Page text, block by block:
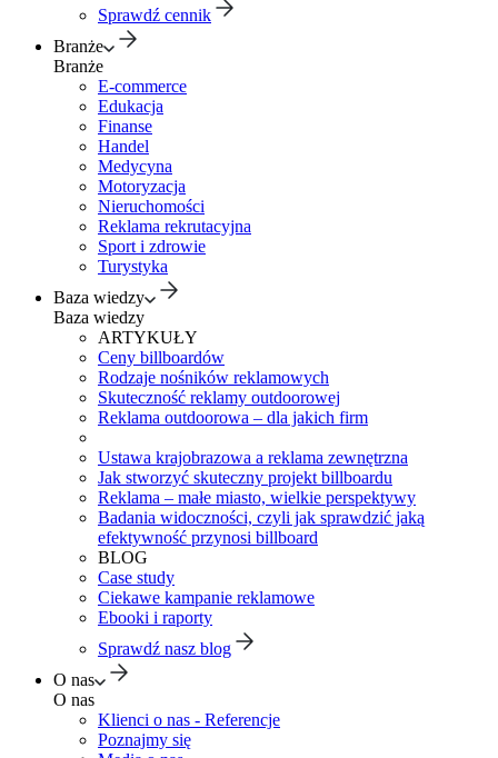
Sprawdź cennik
Branże
Branże
E-commerce
Edukacja
Finanse
Handel
Medycyna
Motoryzacja
Nieruchomości
Reklama rekrutacyjna
Sport i zdrowie
Turystyka
Baza wiedzy
Baza wiedzy
ARTYKUŁY
Ceny billboardów
Rodzaje nośników reklamowych
Skuteczność reklamy outdoorowej
Reklama outdoorowa – dla jakich firm
Ustawa krajobrazowa a reklama zewnętrzna
Jak stworzyć skuteczny projekt billboardu
Reklama – małe miasto, wielkie perspektywy
Badania widoczności, czyli jak sprawdzić jaką
efektywność przynosi billboard
BLOG
Case study
Ciekawe kampanie reklamowe
Ebooki i raporty
Sprawdź nasz blog
O nas
O nas
Klienci o nas - Referencje
Poznajmy się